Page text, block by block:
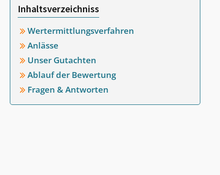
Inhaltsverzeichniss
Wertermittlungsverfahren
Anlässe
Unser Gutachten
Ablauf der Bewertung
Fragen & Antworten